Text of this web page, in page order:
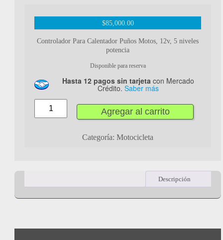
$85,000.00
Controlador Para Calentador Puños Motos, 12v, 5 niveles
potencia
Disponible para reserva
Hasta 12 pagos sin tarjeta con Mercado
Crédito. Saber más
Agregar al carrito
Categoría: Motocicleta
Descripción